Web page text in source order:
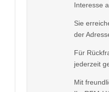
Interesse
Sie
der
Für
jederzeit
Mit